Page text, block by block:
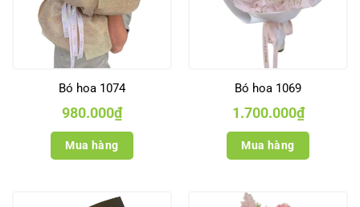
Bó hoa 1074
980.000₫
Mua hàng
Bó hoa 1069
1.700.000₫
Mua hàng